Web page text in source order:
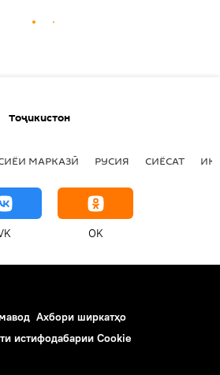
Тоҷикистон
МАРКАЗӢ РУСИЯ СИЁСАТ
OK
Ахбори ширкатҳо
истифодабарии Cookie